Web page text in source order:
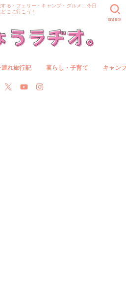
る・フェリー・キャンプ・グルメ…今日
どこに行こう！
連れ旅行記 暮らし・子育て キャン
SEARCH